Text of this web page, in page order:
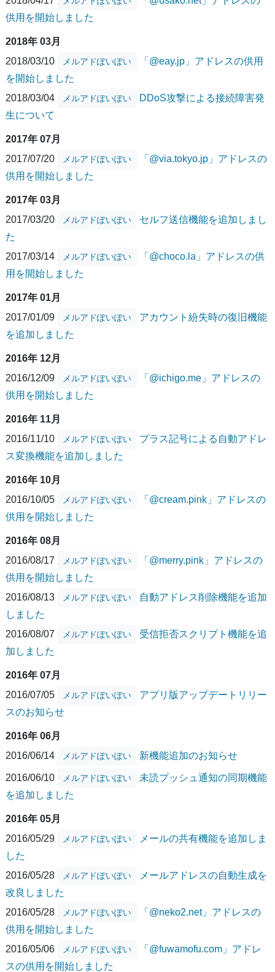
供用を開始しました
2018年 03月
2018/03/10
メルアドぽいぽい
「@eay.jp」アドレスの供用
を開始しました
2018/03/04
メルアドぽいぽい
DDoS攻撃による接続障害発
生について
2017年 07月
2017/07/20
メルアドぽいぽい
「@via.tokyo.jp」アドレスの
供用を開始しました
2017年 03月
2017/03/20
メルアドぽいぽい
セルフ送信機能を追加しまし
た
2017/03/14
メルアドぽいぽい
「@choco.la」アドレスの供
用を開始しました
2017年 01月
2017/01/09
メルアドぽいぽい
アカウント紛失時の復旧機能
を追加しました
2016年 12月
2016/12/09
メルアドぽいぽい
「@ichigo.me」アドレスの
供用を開始しました
2016年 11月
2016/11/10
メルアドぽいぽい
プラス記号による自動アドレ
ス変換機能を追加しました
2016年 10月
2016/10/05
メルアドぽいぽい
「@cream.pink」アドレスの
供用を開始しました
2016年 08月
2016/08/17
メルアドぽいぽい
「@merry.pink」アドレスの
供用を開始しました
2016/08/13
メルアドぽいぽい
自動アドレス削除機能を追加
しました
2016/08/07
メルアドぽいぽい
受信拒否スクリプト機能を追
加しました
2016年 07月
2016/07/05
メルアドぽいぽい
アプリ版アップデートリリー
スのお知らせ
2016年 06月
2016/06/14
メルアドぽいぽい 新機能追加のお知らせ
2016/06/10 メルアドぽいぽい
未読プッシュ通知の同期機能
を追加しました
2016年 05月
2016/05/29
メルアドぽいぽい
メールの共有機能を追加しま
した
2016/05/28
メルアドぽいぽい
メールアドレスの自動生成を
改良しました
2016/05/28
メルアドぽいぽい
「@neko2.net」アドレスの
供用を開始しました
2016/05/06
メルアドぽいぽい
「@fuwamofu.com」アドレ
スの供用を開始しました